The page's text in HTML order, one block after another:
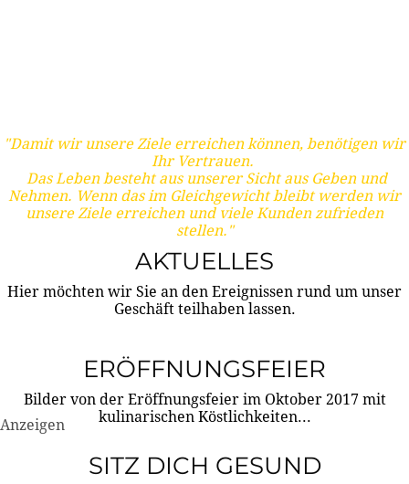
"Damit wir unsere Ziele erreichen können, benötigen wir
Ihr Vertrauen.
Das Leben besteht aus unserer Sicht aus Geben und
Nehmen. Wenn das im Gleichgewicht bleibt werden wir
unsere Ziele erreichen und viele Kunden zufrieden
stellen."
AKTUELLES
Hier möchten wir Sie an den Ereignissen rund um unser
Geschäft teilhaben lassen.
ERÖFFNUNGSFEIER
Bilder von der Eröffnungsfeier im Oktober 2017 mit
kulinarischen Köstlichkeiten...
Anzeigen
SITZ DICH GESUND